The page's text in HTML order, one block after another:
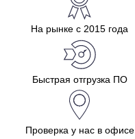
На рынке с 2015 года
Быстрая отгрузка ПО
Проверка у нас в офисе